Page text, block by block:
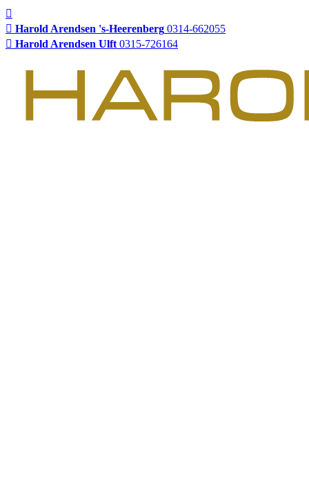
Harold Arendsen 's-Heerenberg 0314-662055
Harold Arendsen Ulft 0315-726164